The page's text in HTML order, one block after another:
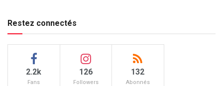
Restez connectés
2.2k
Fans
126
Followers
132
Abonnés